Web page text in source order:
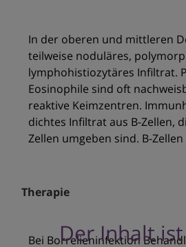
In der oberen und mittleren
teilweise noduläres,
lymphohistiozytäres Infiltrat.
Eosinophile sind oft
reaktive Keimzentren.
dichtes Infiltrat aus B-Zellen,
Zellen umgeben sind. B-
Therapie
Der Inhalt
Bei Borrelieninfektion